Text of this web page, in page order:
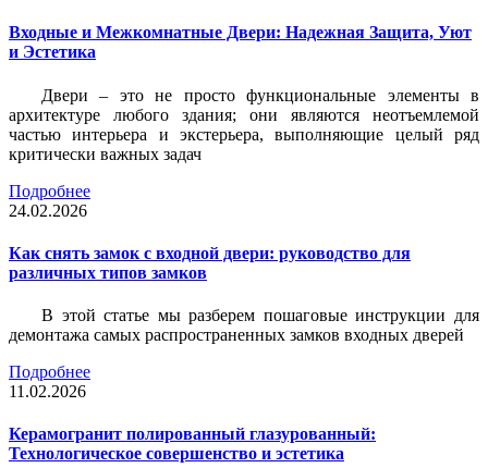
Входные и Межкомнатные Двери: Надежная Защита, Уют
и Эстетика
Двери – это не просто функциональные элементы в
архитектуре любого здания; они являются неотъемлемой
частью интерьера и экстерьера, выполняющие целый ряд
критически важных задач
Подробнее
24.02.2026
Как снять замок с входной двери: руководство для
различных типов замков
В этой статье мы разберем пошаговые инструкции для
демонтажа самых распространенных замков входных дверей
Подробнее
11.02.2026
Керамогранит полированный глазурованный:
Технологическое совершенство и эстетика